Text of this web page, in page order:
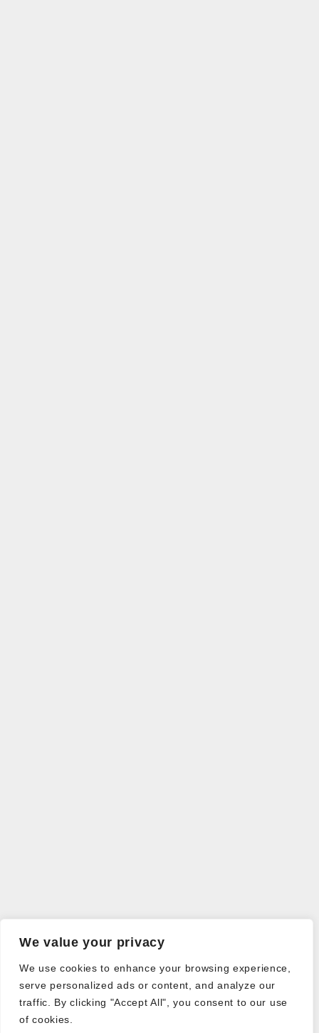
We value your privacy
We use cookies to enhance your browsing experience,
serve personalized ads or content, and analyze our
traffic. By clicking "Accept All", you consent to our use
of cookies.